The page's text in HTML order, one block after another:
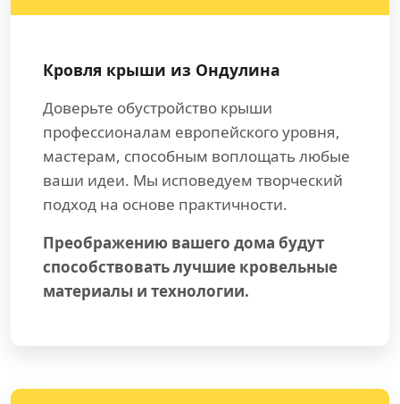
Кровля крыши из Ондулина
Доверьте обустройство крыши
профессионалам европейского уровня,
мастерам, способным воплощать любые
ваши идеи. Мы исповедуем творческий
подход на основе практичности.
Преображению вашего дома будут
способствовать лучшие кровельные
материалы и технологии.